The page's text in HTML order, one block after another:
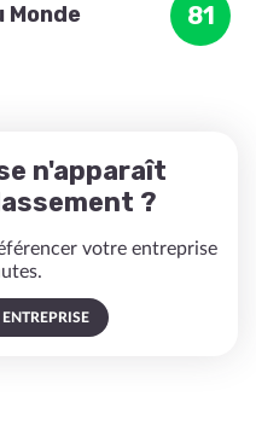
81
n'apparaît
?
votre entreprise